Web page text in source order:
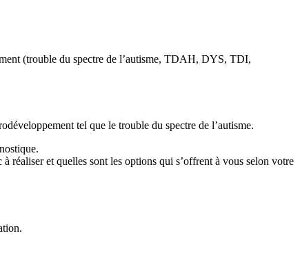
(trouble du spectre de l’autisme, TDAH, DYS, TDI,
tel que le trouble du spectre de l’autisme.
réaliser et quelles sont les options qui s’offrent à vous selon votre